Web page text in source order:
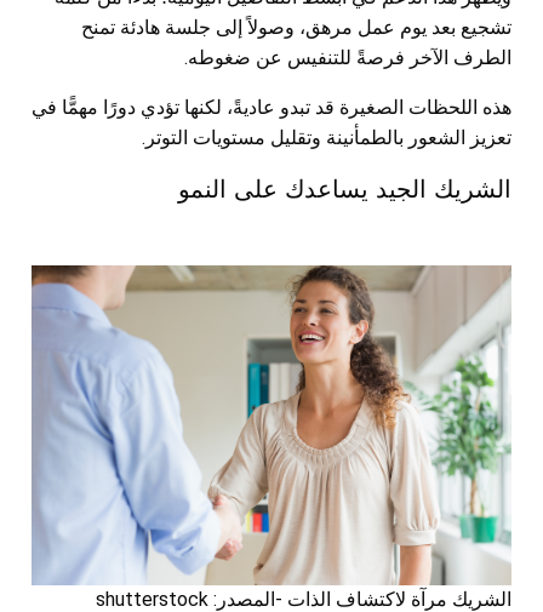
تشجيع بعد يوم عمل مرهق، وصولاً إلى جلسة هادئة تمنح
الطرف الآخر فرصةً للتنفيس عن ضغوطه.
هذه اللحظات الصغيرة قد تبدو عاديةً، لكنها تؤدي دورًا مهمًّا في
تعزيز الشعور بالطمأنينة وتقليل مستويات التوتر.
الشريك الجيد يساعدك على النمو
الشريك مرآة لاكتشاف الذات -المصدر: shutterstock